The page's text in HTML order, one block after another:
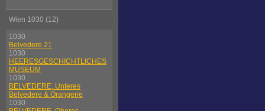
Wien 1030 (12)
1030
Belvedere 21
1030
HEERESGESCHICHTLICHES
MUSEUM
1030
BELVEDERE, Unteres
Belvedere & Orangerie
1030